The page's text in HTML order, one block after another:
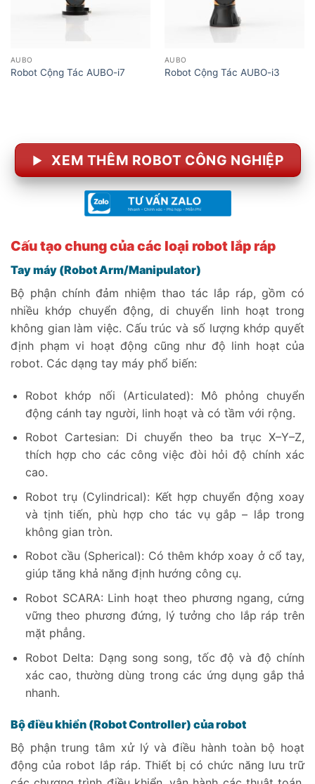
AUBO
Robot Cộng Tác AUBO-i7
AUBO
Robot Cộng Tác AUBO-i3
XEM THÊM ROBOT CÔNG NGHIỆP
Cấu tạo chung của các loại robot lắp ráp
Tay máy (Robot Arm/Manipulator)
Bộ phận chính đảm nhiệm thao tác lắp ráp, gồm có
nhiều khớp chuyển động, di chuyển linh hoạt trong
không gian làm việc. Cấu trúc và số lượng khớp quyết
định phạm vi hoạt động cũng như độ linh hoạt của
robot. Các dạng tay máy phổ biến:
Robot khớp nối (Articulated): Mô phỏng chuyển
động cánh tay người, linh hoạt và có tầm với rộng.
Robot Cartesian: Di chuyển theo ba trục X–Y–Z,
thích hợp cho các công việc đòi hỏi độ chính xác
cao.
Robot trụ (Cylindrical): Kết hợp chuyển động xoay
và tịnh tiến, phù hợp cho tác vụ gắp – lắp trong
không gian tròn.
Robot cầu (Spherical): Có thêm khớp xoay ở cổ tay,
giúp tăng khả năng định hướng công cụ.
Robot SCARA: Linh hoạt theo phương ngang, cứng
vững theo phương đứng, lý tưởng cho lắp ráp trên
mặt phẳng.
Robot Delta: Dạng song song, tốc độ và độ chính
xác cao, thường dùng trong các ứng dụng gắp thả
nhanh.
Bộ điều khiển (Robot Controller) của robot
Bộ phận trung tâm xử lý và điều hành toàn bộ hoạt
động của robot lắp ráp. Thiết bị có chức năng lưu trữ